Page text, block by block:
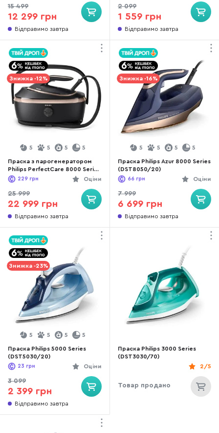
15 499
12 299 грн
Відправимо завтра
2 099
1 559 грн
Відправимо завтра
Знижка -12%
5 5 5 5
Праска з парогенератором
Philips PerfectCare 8000 Series
(PSG8300/80)
Оціни
229 грн
25 999
22 999 грн
Відправимо завтра
Знижка -16%
5 5 5 5
Праска Philips Azur 8000 Series
(DST8050/20)
Оціни
66 грн
7 999
6 699 грн
Відправимо завтра
Знижка -23%
5 5 5 5
Праска Philips 5000 Series
(DST5030/20)
Оціни
23 грн
3 099
2 399 грн
Відправимо завтра
Праска Philips 3000 Series
(DST3030/70)
2/5
Товар продано